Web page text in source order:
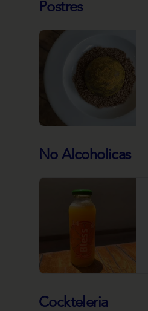
Postres
No Alcoholicas
Cockteleria